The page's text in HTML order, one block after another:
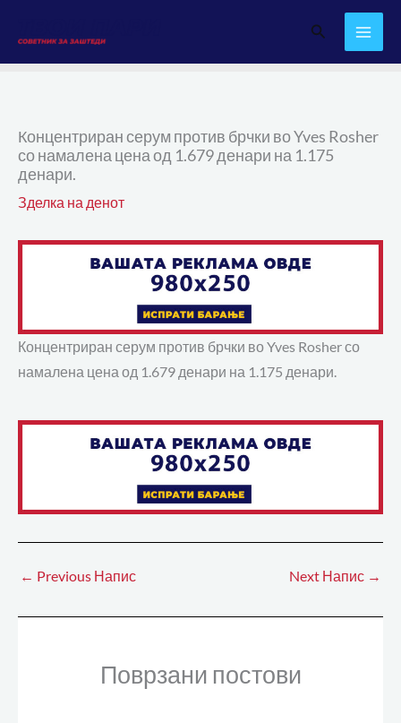
content
Search
Концентриран серум против брчки во Yves Rosher
со намалена цена од 1.679 денари на 1.175
денари.
Зделка на денот
Концентриран серум против брчки во Yves Rosher со
намалена цена од 1.679 денари на 1.175 денари.
← Previous Напис Next Напис →
Поврзани постови